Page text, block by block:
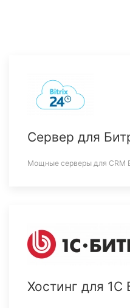
Сервер для
Мощные серверы для CRM
Хостинг для 1С